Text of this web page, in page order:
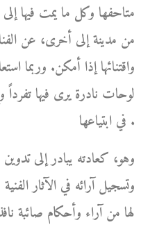
متاحفها وكل ما يمت فيها
من مدينة إلى أخرى، عن
واقتنائها إذا أمكن. وربما
لوحات نادرة يرى فيها تفرداً
في ابتياعها .
وهو، كعادته يبادر إلى تدوين
وتسجيل آرائه في الآثار
لها من آراء وأحكام صائبة